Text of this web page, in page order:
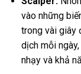
vào những
trong vài giây
dịch mỗi
nhạy và khả